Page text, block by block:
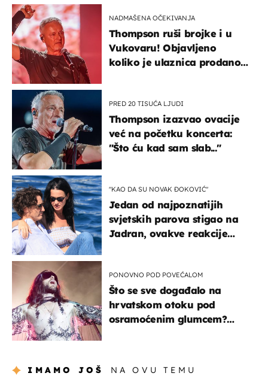
NADMAŠENA OČEKIVANJA
Thompson ruši brojke i u
Vukovaru! Objavljeno
koliko je ulaznica prodano
PRED 20 TISUĆA LJUDI
Thompson izazvao ovacije
već na početku koncerta:
"Što ću kad sam slab..."
"KAO DA SU NOVAK ĐOKOVIĆ"
Jedan od najpoznatijih
svjetskih parova stigao na
Jadran, ovakve reakcije
PONOVNO POD POVEĆALOM
Što se sve događalo na
hrvatskom otoku pod
osramoćenim glumcem?
IMAMO JOŠ NA OVU TEMU